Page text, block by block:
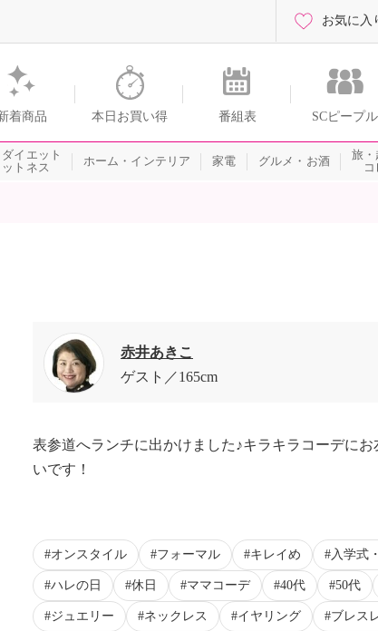
ッピングのショップチャンネル
着商品 本日お買い得 番組表 SCピープル
お気に入
イエット
トネス
ホーム・インテリア 家電 グルメ・お酒
旅・
赤井あきこ
ゲスト
165cm
表参道へランチに出かけました♪キラキラコーデにお
いです！
オンスタイル フォーマル キレイめ 入学式
ハレの日 休日 ママコーデ 40代 50代
ジュエリー ネックレス イヤリング ブレス